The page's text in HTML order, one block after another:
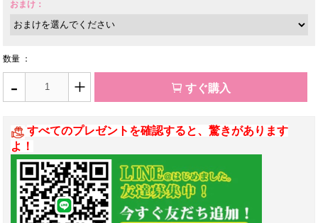
おまけ：
数量 ：
- + すぐ購入
すべてのプレゼントを確認すると、驚きがあります
よ！